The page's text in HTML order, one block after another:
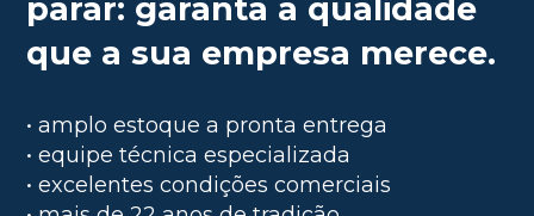
parar: garanta a qualidade
que a sua empresa merece.
• amplo estoque a pronta entrega
• equipe técnica especializada
• excelentes condições comerciais